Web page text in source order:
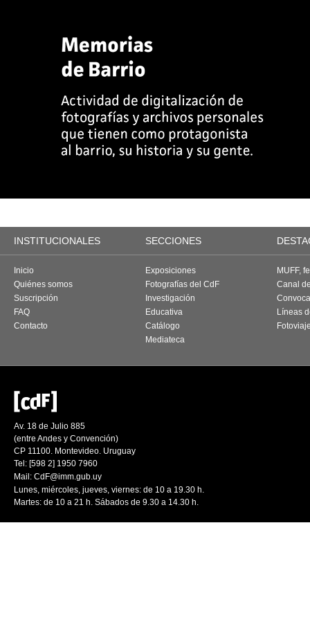
INSTITUCIONALES SECCIONES
Inicio
Quiénes somos
Suscripción
FAQ
Contacto
Exposiciones
Fotografías del CdF
Investigación
Educativa
Catálogo
Mediateca
MUFF,
Canal
Líneas
Av. 18 de Julio 885
(entre Andes y Convención)
CP 11100. Montevideo. Uruguay
Tel: [598 2] 1950 7960
Mail: CdF@imm.gub.uy
Lunes, miércoles, jueves, viernes: de 10 a 19.30 h.
Martes: de 10 a 21 h. Sábados de 9.30 a 14.30 h.